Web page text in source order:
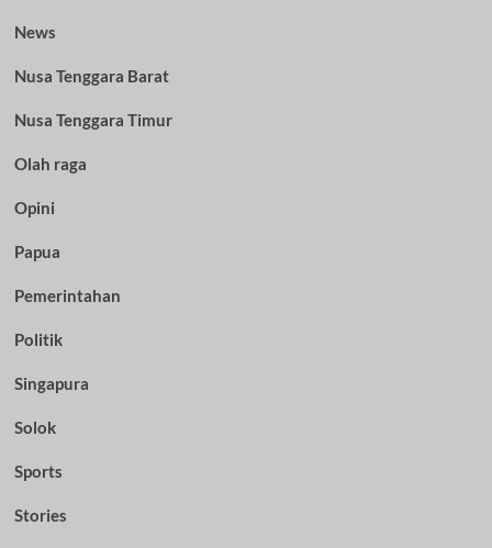
News
Nusa Tenggara Barat
Nusa Tenggara Timur
Olah raga
Opini
Papua
Pemerintahan
Politik
Singapura
Solok
Sports
Stories